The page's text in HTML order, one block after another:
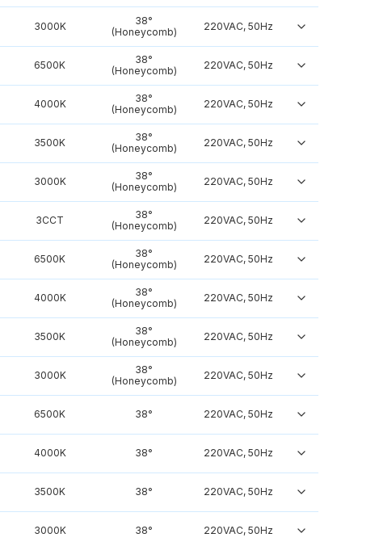
3000K
38°
(Honeycomb)
220VAC, 50Hz
6500K
38°
(Honeycomb)
220VAC, 50Hz
4000K
38°
(Honeycomb)
220VAC, 50Hz
3500K
38°
(Honeycomb)
220VAC, 50Hz
3000K
38°
(Honeycomb)
220VAC, 50Hz
3CCT
38°
(Honeycomb)
220VAC, 50Hz
6500K
38°
(Honeycomb)
220VAC, 50Hz
4000K
38°
(Honeycomb)
220VAC, 50Hz
3500K
38°
(Honeycomb)
220VAC, 50Hz
3000K
38°
(Honeycomb)
220VAC, 50Hz
6500K 38° 220VAC, 50Hz
4000K 38° 220VAC, 50Hz
3500K 38° 220VAC, 50Hz
3000K 38° 220VAC, 50Hz